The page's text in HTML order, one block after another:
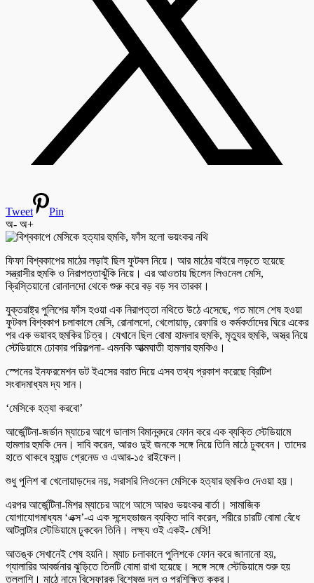
Tweet
Pin
অ- অ+
ফিফা বিশ্বকাপের মাঠের লড়াই ছিল ফুটবল নিয়ে। আর মাঠের বাইরে লড়তে হয়েছে
সন্ত্রাসীর হুমকি ও নিরাপত্তাঝুঁকি নিয়ে। এর আওতায় ছিলেন লিওনেল মেসি,
ক্রিস্তিয়ানো রোনালদো থেকে শুরু করে বড় বড় সব তারকা।
যুক্তরাষ্ট্র পুলিশের ফাঁস হওয়া এক নিরাপত্তা নথিতে উঠে এসেছে, গত মাসে শেষ হওয়া
ফুটবল বিশ্বকাপ চলাকালে মেসি, রোনালদো, খেলোয়াড়, রেফারি ও কর্মকর্তাদের ঘিরে একের
পর এক ভয়াবহ হুমকির চিত্র। যেখানে ছিল বোমা হামলার হুমকি, মৃত্যুর হুমকি, অস্ত্র নিয়ে
স্টেডিয়ামে ঢোকার পরিকল্পনা- এমনকি আত্মঘাতী হামলার হুমকিও।
স্পেনের ইনফরমেশন ডট ইএসের বরাত দিয়ে এসব তথ্য প্রকাশ করেছে ব্রিটিশ
সংবাদমাধ্যম দ্য সান।
‘মেসিকে হত্যা করবো’
আর্জেন্টিনা-জর্ডান ম্যাচের আগে ডালাস বিমানবন্দরে ফোন করে এক ব্যক্তি স্টেডিয়ামে
হামলার হুমকি দেন। দাবি করেন, আরও দুই জনকে সঙ্গে নিয়ে তিনি মাঠে ঢুকবেন। তাদের
হাতে থাকবে হ্যান্ড গ্রেনেড ও এআর-১৫ রাইফেল।
শুধু পুলিশ বা খেলোয়াড়দের নয়, সরাসরি লিওনেল মেসিকে হত্যার হুমকিও দেওয়া হয়।
এরপর আর্জেন্টিনা-মিশর ম্যাচের আগে আসে আরও ভয়ংকর বার্তা। সামাজিক
যোগাযোগমাধ্যম ‘এক্স’-এ এক সন্দেহভাজন ব্যক্তি দাবি করেন, শরীরে চারটি বোমা বেঁধে
আটলান্টার স্টেডিয়ামে ঢুকবেন তিনি। লক্ষ্য ওই একই- মেসি!
আতঙ্ক সেখানেই শেষ হয়নি। ম্যাচ চলাকালে পুলিশকে ফোন করে জানানো হয়,
গ্যালারির আবর্জনার ঝুড়িতে তিনটি বোমা রাখা হয়েছে। সঙ্গে সঙ্গে স্টেডিয়ামে শুরু হয়
তল্লাশি। মাঠে নামে বিস্ফোরক বিশেষজ্ঞ দল ও প্রশিক্ষিত কুকুর।